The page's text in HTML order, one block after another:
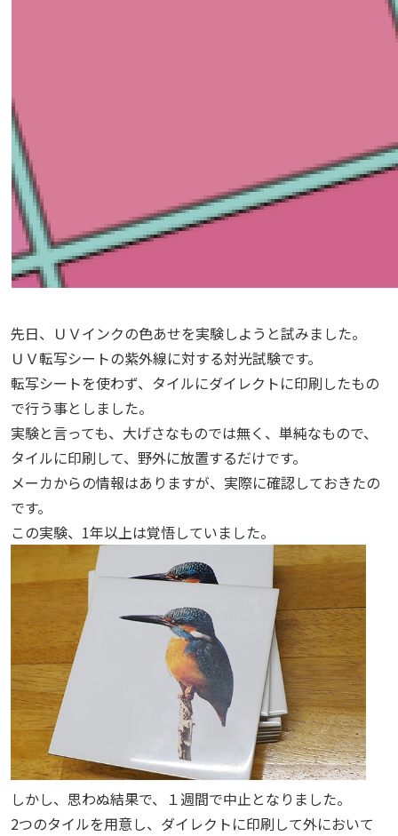
先日、ＵＶインクの色あせを実験しようと試みました。
ＵＶ転写シートの紫外線に対する対光試験です。
転写シートを使わず、タイルにダイレクトに印刷したもの
で行う事としました。
実験と言っても、大げさなものでは無く、単純なもので、
タイルに印刷して、野外に放置するだけです。
メーカからの情報はありますが、実際に確認しておきたの
です。
この実験、1年以上は覚悟していました。
しかし、思わぬ結果で、１週間で中止となりました。
2つのタイルを用意し、ダイレクトに印刷して外において